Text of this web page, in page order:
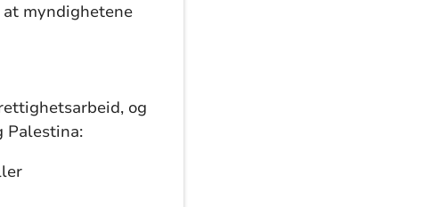
myndighetene
og
Palestina: